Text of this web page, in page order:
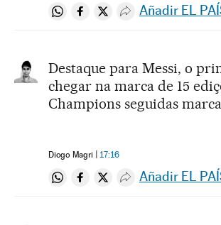
Compartir en Whatsapp
Compartir en Facebook
Compartir en Twitter
Desplegar Redes
Añadir EL
Destaque para Messi, o
chegar na marca de 15
Champions seguidas
Diogo Magri 17:16
Compartir en Whatsapp
Compartir en Facebook
Compartir en Twitter
Desplegar Redes
Añadir EL